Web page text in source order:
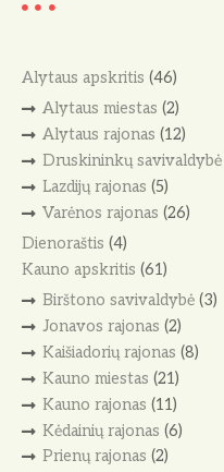
Alytaus apskritis (46)
Alytaus miestas (2)
Alytaus rajonas (12)
Druskininkų savivaldybė
Lazdijų rajonas (5)
Varėnos rajonas (26)
Dienoraštis (4)
Kauno apskritis (61)
Birštono savivaldybė(3)
Jonavos rajonas (2)
Kaišiadorių rajonas (8)
Kauno miestas (21)
Kauno rajonas (11)
Kėdainių rajonas (6)
Prienų rajonas (2)